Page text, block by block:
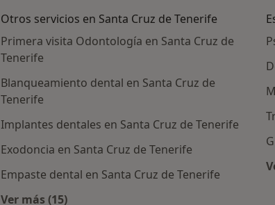
Otros servicios en Santa Cruz de Tenerife
Primera visita Odontología en Santa Cruz de
Tenerife
Blanqueamiento dental en Santa Cruz de
Tenerife
Implantes dentales en Santa Cruz de Tenerife
Exodoncia en Santa Cruz de Tenerife
Empaste dental en Santa Cruz de Tenerife
Ver más (15)